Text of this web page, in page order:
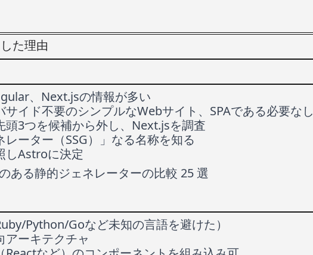
た理由
、Next.jsの情報が多い
イド不要のシンプルなWebサイト、SPAである必要なし
頭3つを候補から外し、Next.jsを調査
ーター（SSG）」なる名称を知る
しAstroに決定
ある静的ジェネレーターの比較 25 選
Python/Goなど未知の言語を避けた）
アーキテクチャ